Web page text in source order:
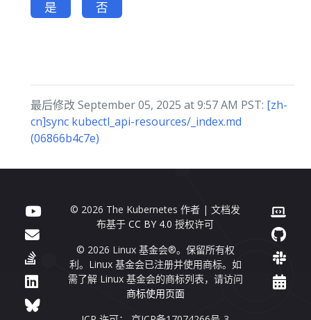
是 否
最后修改 September 05, 2025 at 9:57 AM PST: [zh-
cn]sync kubectl_api-resources/_index.md
(06866b4c7e)
© 2026 The Kubernetes 作者 | 文档发
布基于CC BY 4.0 授权许可
© 2026 Linux 基金会®。保留所有权
利。Linux 基金会已注册并使用商标。如
需了解 Linux 基金会的商标列表，请访问
商标使用页面